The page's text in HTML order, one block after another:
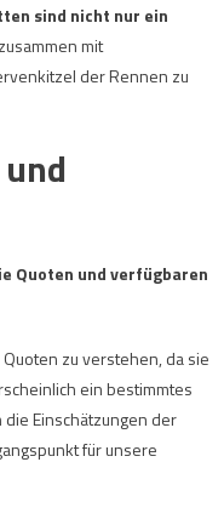
sind nicht nur ein
mit
der Rennen zu
Quoten und verfügbaren
zu verstehen, da sie
ein bestimmtes
Einschätzungen der
für unsere